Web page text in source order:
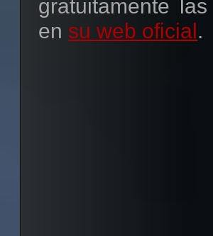
gratuitamente
en su web oficial.